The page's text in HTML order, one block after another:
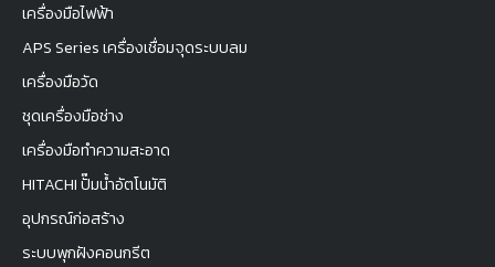
เครื่องมือไฟฟ้า
APS Series เครื่องเชื่อมจุดระบบลม
เครื่องมือวัด
ชุดเครื่องมือช่าง
เครื่องมือทำความสะอาด
HITACHI ปั๊มน้ำอัตโนมัติ
อุปกรณ์ก่อสร้าง
ระบบพุกฝังคอนกรีต